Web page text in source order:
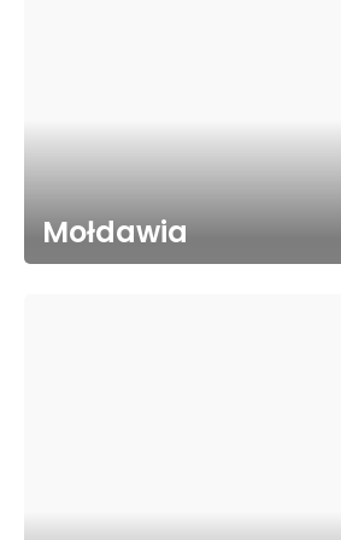
Mołdawia